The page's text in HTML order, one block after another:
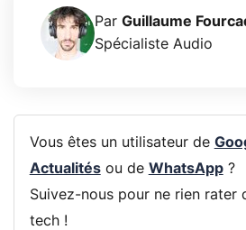
Par Guillaume
Spécialiste Audio
Vous êtes un utilisateur de
Actualitésou de WhatsApp?
Suivez-nous pour ne rien rater
tech !